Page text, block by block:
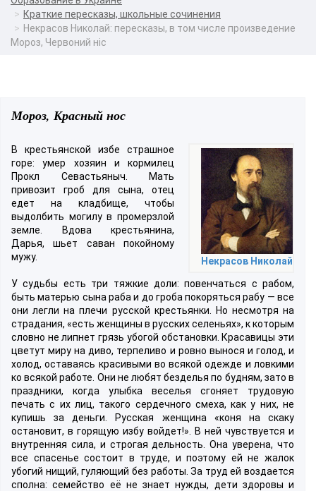
Краткие пересказы, школьные сочинения
Некрасов Николай: пересказы, в том числе произведение
Мороз, Червоний ніс
Мороз, Красный нос
Некрасов Николай
В крестьянской избе страшное
горе: умер хозяин и кормилец
Прокл Севастьяныч. Мать
привозит гроб для сына, отец
едет на кладбище, чтобы
выдолбить могилу в промерзлой
земле. Вдова крестьянина,
Дарья, шьет саван покойному
мужу.
У судьбы есть три тяжкие доли: повенчаться с рабом,
быть матерью сына раба и до гроба покоряться рабу — все
они легли на плечи русской крестьянки. Но несмотря на
страдания, «есть женщины в русских селеньях», к которым
словно не липнет грязь убогой обстановки. Красавицы эти
цветут миру на диво, терпеливо и ровно вынося и голод, и
холод, оставаясь красивыми во всякой одежде и ловкими
ко всякой работе. Они не любят безделья по будням, зато в
праздники, когда улыбка веселья сгоняет трудовую
печать с их лиц, такого сердечного смеха, как у них, не
купишь за деньги. Русская женщина «коня на скаку
остановит, в горящую избу войдет!». В ней чувствуется и
внутренняя сила, и строгая дельность. Она уверена, что
все спасенье состоит в труде, и поэтому ей не жалок
убогий нищий, гуляющий без работы. За труд ей воздается
сполна: семейство её не знает нужды, дети здоровы и